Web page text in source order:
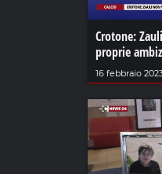
Crotone:
proprie
16 febbraio